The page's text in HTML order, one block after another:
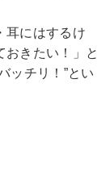
耳にはするけ
おきたい！」と
ッチリ！”とい